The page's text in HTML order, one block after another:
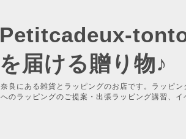
Petitcadeux-
を届ける贈り物♪
奈良にある雑貨とラッピングのお店です。ラッピ
へのラッピングのご提案・出張ラッピング講習、